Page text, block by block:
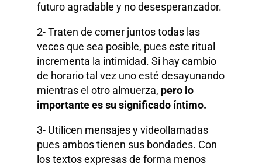
futuro agradable y no desesperanzador.
2- Traten de comer juntos todas las
veces que sea posible, pues este ritual
incrementa la intimidad. Si hay cambio
de horario tal vez uno esté desayunando
mientras el otro almuerza, pero lo
importante es su significado íntimo.
3- Utilicen mensajes y videollamadas
pues ambos tienen sus bondades. Con
los textos expresas de forma menos